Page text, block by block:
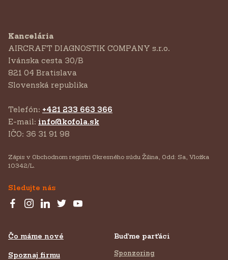
Kancelária
AIRCRAFT DIAGNOSTIK COMPANY s.r.o.
‍Ivánska cesta 30/B
821 04 Bratislava
Slovenská republika
Telefón: +421 233 663 366
E-mail: info@kofola.sk
IČO: 36 31 91 98
Zápis v Obchodnom registri Okresného súdu Žilina, Odd: Sa, Vložka
10342/L.
Sledujte nás
Čo máme nové
Spoznaj firmu
Buďme parťáci
Sponzoring